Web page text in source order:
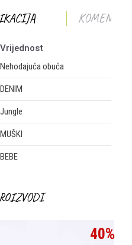
Vrijednost
Nehodajuća obuća
DENIM
Jungle
MUŠKI
BEBE
40%